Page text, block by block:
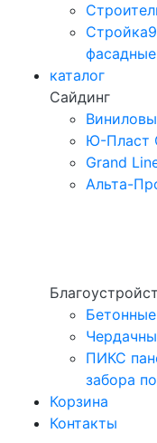
каталог
Сайдинг
Ю-Пласт
Grand
Альта-
ПИКС
забора
Корзина
Контакты